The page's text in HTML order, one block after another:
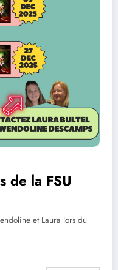
de la FSU
et Laura lors du